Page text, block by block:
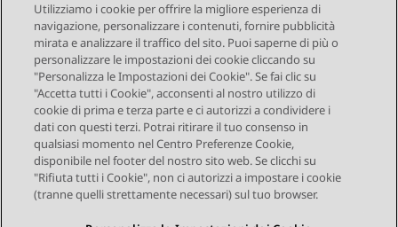
Send Feedback
Navigazione argomento
Argomento precedente Argomento successivo
STAY CONNECTED
Utilizziamo i cookie per offrire la migliore esperienza di
navigazione, personalizzare i contenuti, fornire pubblicità
mirata e analizzare il traffico del sito. Puoi saperne di più o
personalizzare le impostazioni dei cookie cliccando su
"Personalizza le Impostazioni dei Cookie". Se fai clic su
"Accetta tutti i Cookie", acconsenti al nostro utilizzo di
cookie di prima e terza parte e ci autorizzi a condividere i
dati con questi terzi. Potrai ritirare il tuo consenso in
qualsiasi momento nel Centro Preferenze Cookie,
disponibile nel footer del nostro sito web. Se clicchi su
"Rifiuta tutti i Cookie", non ci autorizzi a impostare i cookie
(tranne quelli strettamente necessari) sul tuo browser.